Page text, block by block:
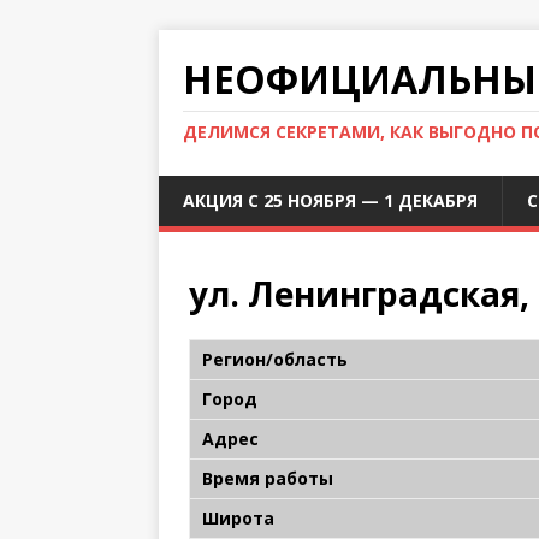
ДЕЛИМСЯ СЕКРЕТАМИ, КАК ВЫГОДНО
АКЦИЯ С 25 НОЯБРЯ — 1 ДЕКАБРЯ
ул. Ленинградская,
Регион/область
Город
Адрес
Время работы
Широта